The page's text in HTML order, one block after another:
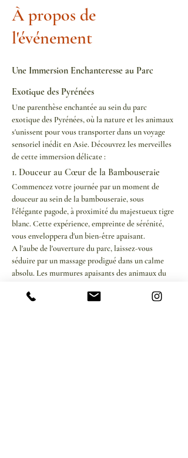
À propos de
l'événement
Une Immersion Enchanteresse au Parc
Exotique des Pyrénées
Une parenthèse enchantée au sein du parc
exotique des Pyrénées, où la nature et les animaux
s'unissent pour vous transporter dans un voyage
sensoriel inédit en Asie. Découvrez les merveilles
de cette immersion délicate :
1. Douceur au Cœur de la Bambouseraie
Commencez votre journée par un moment de
douceur au sein de la bambouseraie, sous
l'élégante pagode, à proximité du majestueux tigre
blanc. Cette expérience, empreinte de sérénité,
vous enveloppera d'un bien-être apaisant.
A l'aube de l'ouverture du parc, laissez-vous
séduire par un massage prodigué dans un calme
absolu. Les murmures apaisants des animaux du
relaxation et à l'évasion.